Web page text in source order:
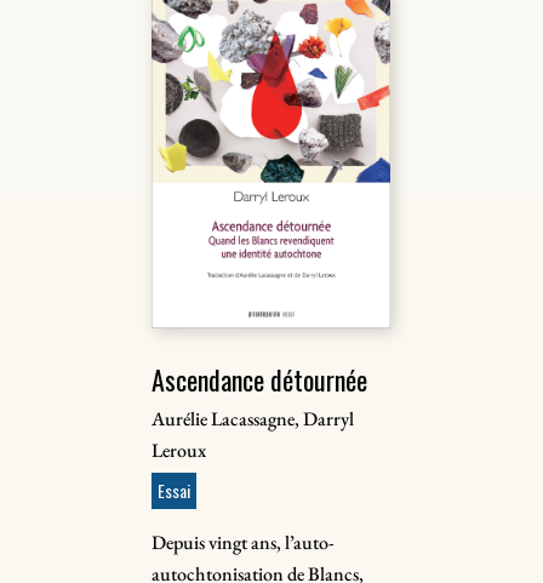
Ascendance détournée
Aurélie Lacassagne, Darryl
Leroux
Essai
Depuis vingt ans, l’auto-
autochtonisation de Blancs,